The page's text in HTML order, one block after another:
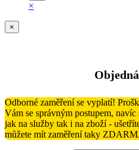
×
×
Odborné zaměření se vyplatí!
Vám se správným postupem,
jak na služby tak i na zboží -
můžete mít zaměření taky